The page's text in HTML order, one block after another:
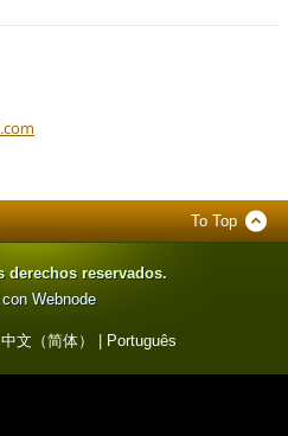
m
To Top
derechos reservados.
Webnode
中文（简体） Português